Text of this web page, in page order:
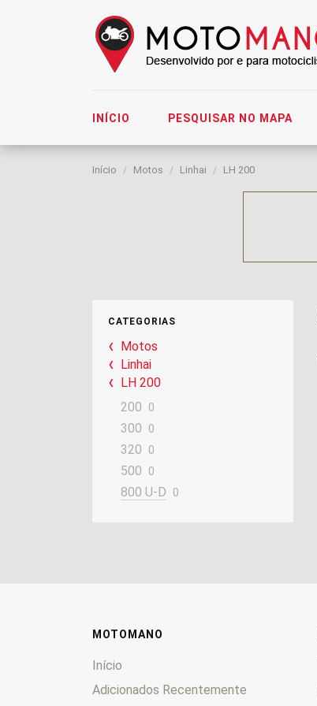
INÍCIO PESQUISAR NO MAPA
Início Motos Linhai LH 200
CATEGORIAS
Motos
Linhai
LH 200
200
0
300 0
320 0
500 0
800 U-D 0
MOTOMANO
Início
Adicionados Recentemente